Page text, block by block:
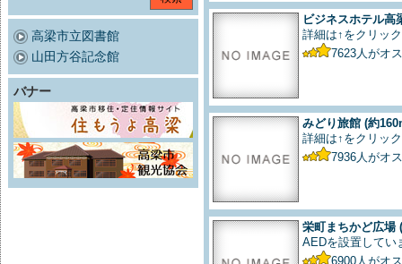
高梁市立図書館
山田方谷記念館
バナー
ビジネスホテル高
詳細は↑をクリック
7623 人がオ
みどり旅館 (約
詳細は↑をクリック
7936 人がオ
栄町まちかど広場
AEDを設置してい
6900 人がオ